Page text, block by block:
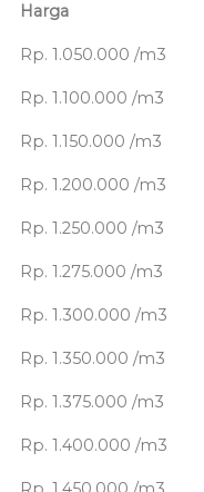
Harga
Rp. 1.050.000 /m3
Rp. 1.100.000 /m3
Rp. 1.150.000 /m3
Rp. 1.200.000 /m3
Rp. 1.250.000 /m3
Rp. 1.275.000 /m3
Rp. 1.300.000 /m3
Rp. 1.350.000 /m3
Rp. 1.375.000 /m3
Rp. 1.400.000 /m3